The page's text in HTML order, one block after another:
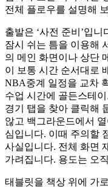
전체 플로우를 설명해
출발은 ‘사전 준비’입
잠시 쉬는 틈을 이용해
의 메인 화면이나 상단
이 보통 시간 순서대로
NBA중계 일정을 교차
수업 시간에 골든스테
경기 탭을 찾아 클릭해
않고 백그라운드에서
심입니다. 이때 주의할
사실입니다. 전체 화면
가려집니다. 용도는 오
태블릿을 책상 위에 가